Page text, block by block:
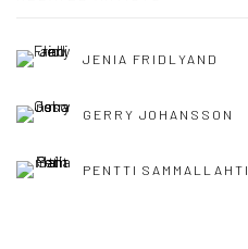
JENIA FRIDLYAND
GERRY JOHANSSON
PENTTI SAMMALLAHTI